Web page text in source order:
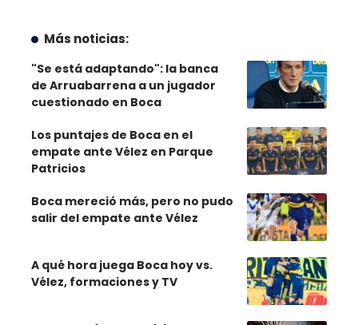
Más noticias:
"Se está adaptando": la banca
de Arruabarrena a un jugador
cuestionado en Boca
Los puntajes de Boca en el
empate ante Vélez en Parque
Patricios
Boca mereció más, pero no pudo
salir del empate ante Vélez
A qué hora juega Boca hoy vs.
Vélez, formaciones y TV